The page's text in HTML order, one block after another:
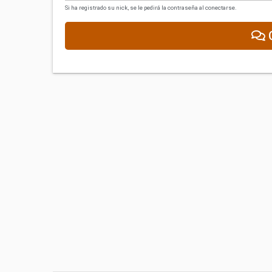
Si ha registrado su nick, se le pedirá la contraseña al conectarse.